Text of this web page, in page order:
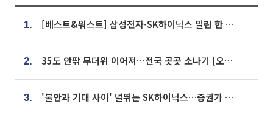
1. [베스트&워스트] 삼성전자·SK하이닉스 밀린 한 주…상상인증권은 85% 급등
2. 35도 안팎 무더위 이어져…전국 곳곳 소나기 [오늘 날씨]
3. '불안과 기대 사이' 널뛰는 SK하이닉스…증권가 "HBM4·LTA 기반 펀터멘털 견고"